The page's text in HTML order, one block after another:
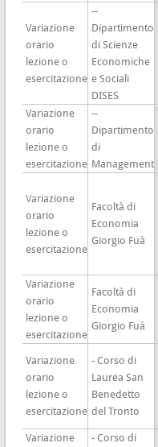
Variazione
orario
lezione o
esercitazione
--
Dipartimento
di Scienze
Economiche
e Sociali
DISES
Variazione
orario
lezione o
esercitazione
--
Dipartimento
di
Management
Variazione
orario
lezione o
esercitazione
Facoltà di
Economia
Giorgio Fuà
Variazione
orario
lezione o
esercitazione
Facoltà di
Economia
Giorgio Fuà
Variazione
orario
lezione o
esercitazione
- Corso di
Laurea San
Benedetto
del Tronto
Variazione
- Corso di